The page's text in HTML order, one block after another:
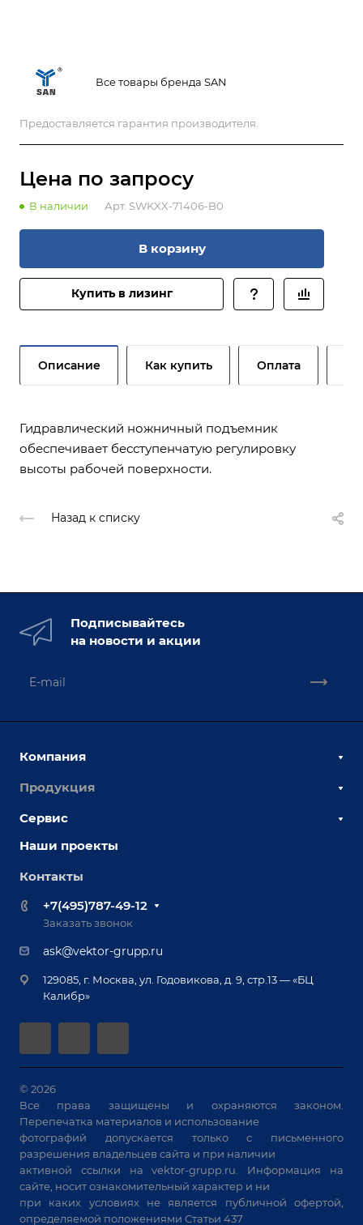
Все товары бренда SAN
Предоставляется гарантия производителя.
Цена по запросу
В наличии Арт. SWKXX-71406-B0
В корзину
Купить в лизинг
Описание Как купить Оплата
Гидравлический ножничный подъемник
обеспечивает бесступенчатую регулировку
высоты рабочей поверхности.
Назад к списку
Подписывайтесь
на новости и акции
Компания
О компании
Выставки и мероприятия
Вопрос ответ
Реквизиты
Документы
Продукция
Сборочно-сварочные столы
Оснастка для сварочных столов
Оборудование для приварки крепежа
Приварной крепеж
Специализированные решения для сварки
Позиционеры и вращатели
Машины контактной сварки
Универсальные зажимы
Системы аспирации
Станки лазерной резки
Решения для учебных заведений
Сервис
Сервисное обслуживание
Обучение
Лизинг
Гарантия
автоматизации
Наши проекты
Контакты
+7(495)787-49-12
Заказать звонок
ask@vektor-grupp.ru
129085, г. Москва, ул. Годовикова, д. 9, стр.13 — «БЦ
Калибр»
© 2026
Все права защищены и охраняются законом.
Перепечатка материалов и использование
фотографий допускается только с письменного
разрешения владельцев сайта и при наличии
активной ссылки наvektor-grupp.ru . Информация на
сайте, носит ознакомительный характер и ни
при каких условиях не является публичной офертой,
определяемой положениями Статьи 437